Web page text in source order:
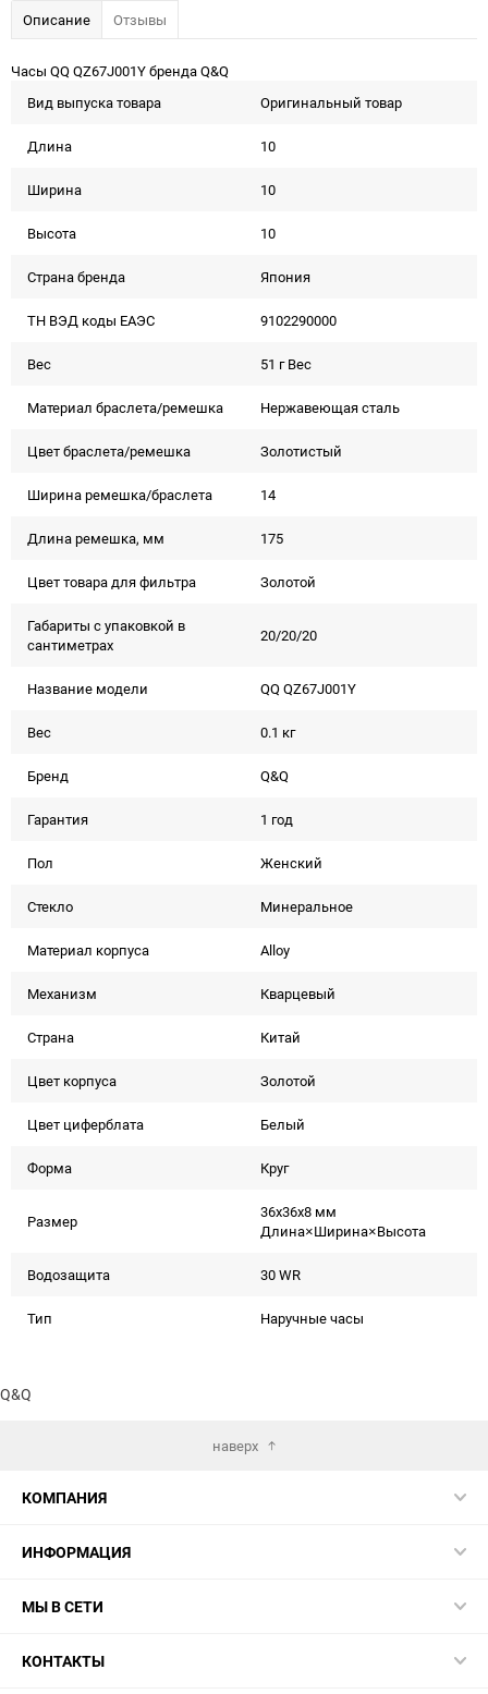
Описание Отзывы
Часы QQ QZ67J001Y бренда Q&Q
Вид выпуска товара
Оригинальный товар
Длина 10
Ширина 10
Высота 10
Страна бренда Япония
ТН ВЭД коды ЕАЭС 9102290000
Вес 51 г Вес
Материал браслета/ремешка Нержавеющая сталь
Цвет браслета/ремешка Золотистый
Ширина ремешка/браслета 14
Длина ремешка, мм 175
Цвет товара для фильтра Золотой
Габариты с упаковкой в
сантиметрах
20/20/20
Название модели QQ QZ67J001Y
Вес 0.1 кг
Бренд Q&Q
Гарантия 1 год
Пол Женский
Стекло Минеральное
Материал корпуса Alloy
Механизм Кварцевый
Страна Китай
Цвет корпуса Золотой
Цвет циферблата Белый
Форма Круг
Размер
36x36x8 мм
Длина×Ширина×Высота
Водозащита 30 WR
Тип Наручные часы
Q&Q
наверх
КОМПАНИЯ
ИНФОРМАЦИЯ
МЫ В СЕТИ
КОНТАКТЫ